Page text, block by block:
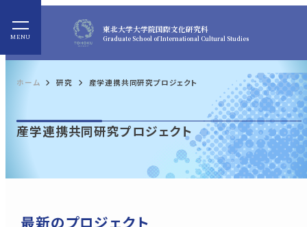
東北大学大学院国際文化研究科
Graduate School of International Cultural Studies
ホーム 研究 産学連携共同研究プロジェクト
産学連携共同研究プロジェクト
最新のプロジェクト